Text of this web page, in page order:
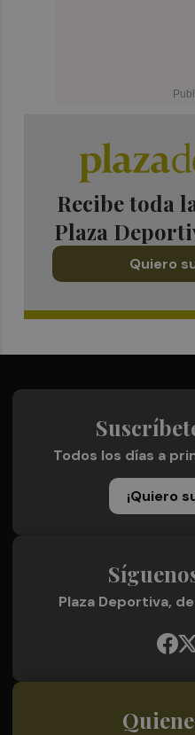
Recibe toda
Plaza
Quiero
Todos los días a
¡Quiero
Plaza Deportiva,